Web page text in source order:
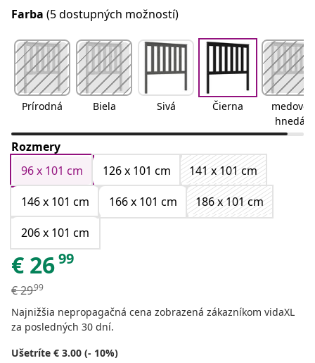
Farba (5 dostupných možností)
Prírodná Biela Sivá Čierna
medovo
hnedá
Rozmery
96 x 101 cm
126 x 101 cm
141 x 101 cm
146 x 101 cm
166 x 101 cm
186 x 101 cm
206 x 101 cm
€ 2699
€2999
Najnižšia nepropagačná cena zobrazená zákazníkom vidaXL
za posledných 30 dní.
Ušetríte € 3.00 (- 10%)